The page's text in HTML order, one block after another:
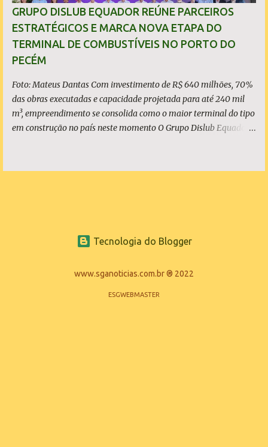
consolidada nos anos seguintes, a planta emprega diretamente
quase 6 mil pessoas, responde por 9,5% de todo o aço bruto
produzido no Brasil e posicionou o Estado do Ceará entre os
protagonistas da siderurgia nacional, como quarto maior
produtor do Brasil. O presidente da ArcelorMittal Brasil...
GRUPO DISLUB EQUADOR REÚNE PARCEIROS
ESTRATÉGICOS E MARCA NOVA ETAPA DO
TERMINAL DE COMBUSTÍVEIS NO PORTO DO
PECÉM
Foto: Mateus Dantas Com investimento de R$ 640 milhões, 70%
das obras executadas e capacidade projetada para até 240 mil
m³, empreendimento se consolida como o maior terminal do tipo
em construção no país neste momento O Grupo Dislub Equador
Distribuição de Combustíveis no Complexo Industrial e Portuário
empreendimento para a logística energética nacional. Com
próprios e financiamento do Banco do Nordeste, o terminal já
cronograma original. Quando concluída esta fase, terá
Tecnologia do Blogger
www.sganoticias.com.br ® 2022
ESGWEBMASTER